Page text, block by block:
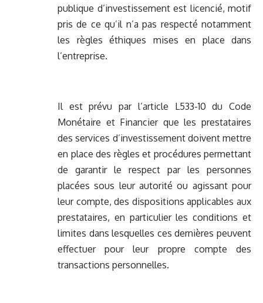
publique d’investissement est licencié, motif
pris de ce qu’il n’a pas respecté notamment
les règles éthiques mises en place dans
l’entreprise.
Il est prévu par l’article L533-10 du Code
Monétaire et Financier que les prestataires
des services d’investissement doivent mettre
en place des règles et procédures permettant
de garantir le respect par les personnes
placées sous leur autorité ou agissant pour
leur compte, des dispositions applicables aux
prestataires, en particulier les conditions et
limites dans lesquelles ces dernières peuvent
effectuer pour leur propre compte des
transactions personnelles.